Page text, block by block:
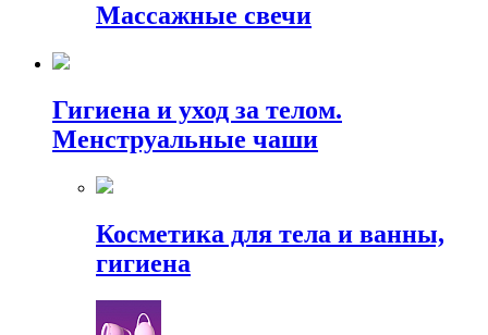
Массажные свечи
Гигиена и уход за телом.
Менструальные чаши
Косметика для тела и ванны,
гигиена